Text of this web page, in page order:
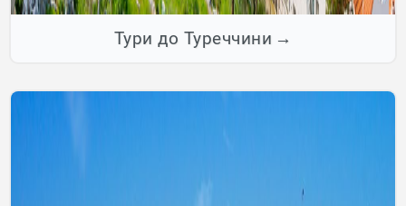
Тури до Туреччини